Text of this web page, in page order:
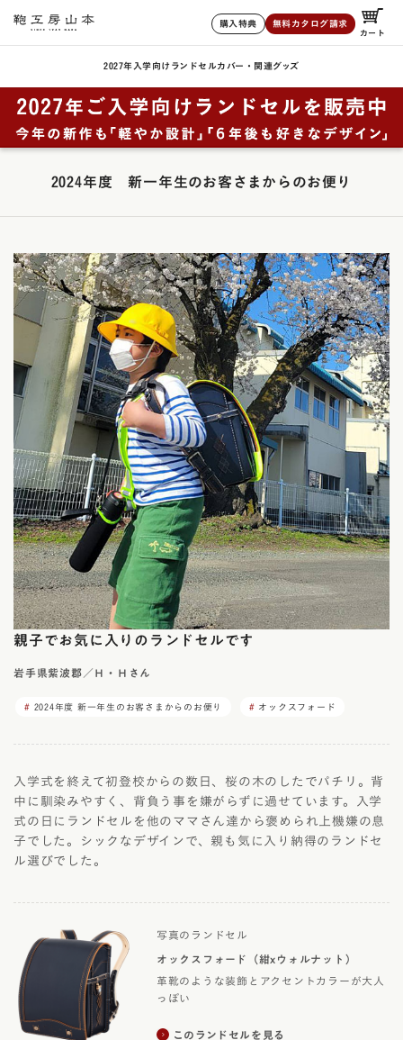
購入特典 無料カタログ請求
カート
2027年入学向けランドセル カバー・関連グッズ
2024年度 新一年生のお客さまからのお便り
親子でお気に入りのランドセルです
岩手県紫波郡／Ｈ・Ｈさん
2024年度 新一年生のお客さまからのお便り オックスフォード
入学式を終えて初登校からの数日、桜の木のしたでパチリ。背
中に馴染みやすく、背負う事を嫌がらずに過せています。入学
式の日にランドセルを他のママさん達から褒められ上機嫌の息
子でした。シックなデザインで、親も気に入り納得のランドセ
ル選びでした。
写真のランドセル
オックスフォード（紺xウォルナット）
革靴のような装飾とアクセントカラーが大人
っぽい
このランドセルを見る